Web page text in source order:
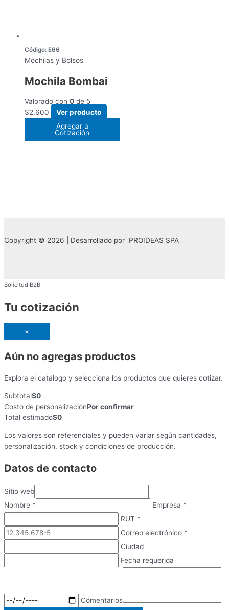
Código: E66
Mochilas y Bolsos
Mochila Bombai
Valorado con 0 de 5
$2.600
Ver producto
Agregar a
Cotización
Copyright © 2026 | Desarrollado por PROIDEAS SPA
Solicitud B2B
Tu cotización
×
Aún no agregas productos
Explora el catálogo y selecciona los productos que quieres cotizar.
Subtotal$0
Costo de personalizaciónPor confirmar
Total estimado$0
Los valores son referenciales y pueden variar según cantidades,
personalización, stock y condiciones de producción.
Datos de contacto
Sitio web
Nombre * Empresa *
RUT *
Correo electrónico *
Ciudad
Fecha requerida
Comentarios